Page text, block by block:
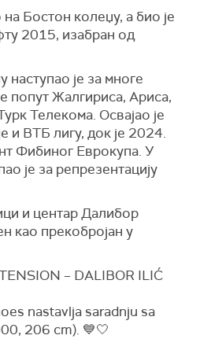
на Бостон колеџу, а био је
2015, изабран од
је за многе
попут Жалгириса, Ариса,
Телекома. Освајао је
и ВТБ лигу, док је 2024.
Фибиног Еврокупа. У
је за репрезентацију
и центар Далибор
као прекобројан у
– DALIBOR ILIĆ
nastavlja saradnju sa
206 cm). 💙🤍